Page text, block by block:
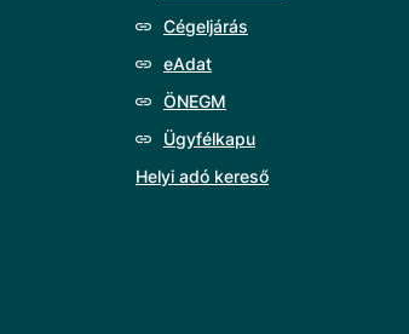
Cégeljárás
eAdat
ÖNEGM
Ügyfélkapu
Helyi adó kereső